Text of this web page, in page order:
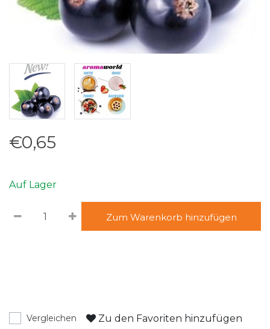
€0,65
Auf Lager
Zum Warenkorb hinzufügen
Vergleichen Zu den Favoriten hinzufügen